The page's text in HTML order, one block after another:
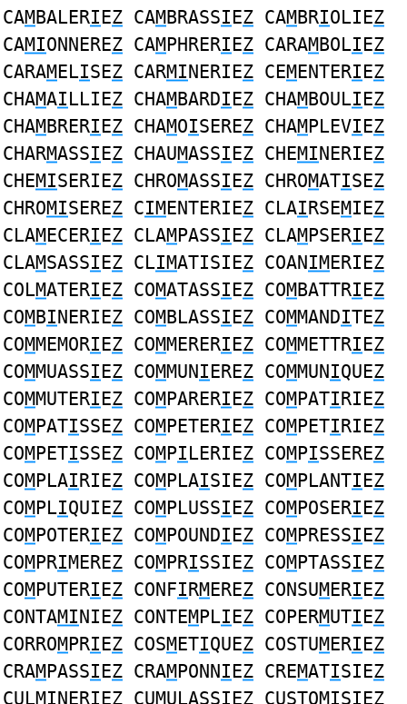
CAMBALERIEZ CAMBRASSIEZ CAMBRIOLIEZ
CAMIONNEREZ CAMPHRERIEZ CARAMBOLIEZ
CARAMELISEZ CARMINERIEZ CEMENTERIEZ
CHAMAILLIEZ CHAMBARDIEZ CHAMBOULIEZ
CHAMBRERIEZ CHAMOISEREZ CHAMPLEVIEZ
CHARMASSIEZ CHAUMASSIEZ CHEMINERIEZ
CHEMISERIEZ CHROMASSIEZ CHROMATISEZ
CHROMISEREZ CIMENTERIEZ CLAIRSEMIEZ
CLAMECERIEZ CLAMPASSIEZ CLAMPSERIEZ
CLAMSASSIEZ CLIMATISIEZ COANIMERIEZ
COLMATERIEZ COMATASSIEZ COMBATTRIEZ
COMBINERIEZ COMBLASSIEZ COMMANDITEZ
COMMEMORIEZ COMMERERIEZ COMMETTRIEZ
COMMUASSIEZ COMMUNIEREZ COMMUNIQUEZ
COMMUTERIEZ COMPARERIEZ COMPATIRIEZ
COMPATISSEZ COMPETERIEZ COMPETIRIEZ
COMPETISSEZ COMPILERIEZ COMPISSEREZ
COMPLAIRIEZ COMPLAISIEZ COMPLANTIEZ
COMPLIQUIEZ COMPLUSSIEZ COMPOSERIEZ
COMPOTERIEZ COMPOUNDIEZ COMPRESSIEZ
COMPRIMEREZ COMPRISSIEZ COMPTASSIEZ
COMPUTERIEZ CONFIRMEREZ CONSUMERIEZ
CONTAMINIEZ CONTEMPLIEZ COPERMUTIEZ
CORROMPRIEZ COSMETIQUEZ COSTUMERIEZ
CRAMPASSIEZ CRAMPONNIEZ CREMATISIEZ
CULMINERIEZ CUMULASSIEZ CUSTOMISIEZ